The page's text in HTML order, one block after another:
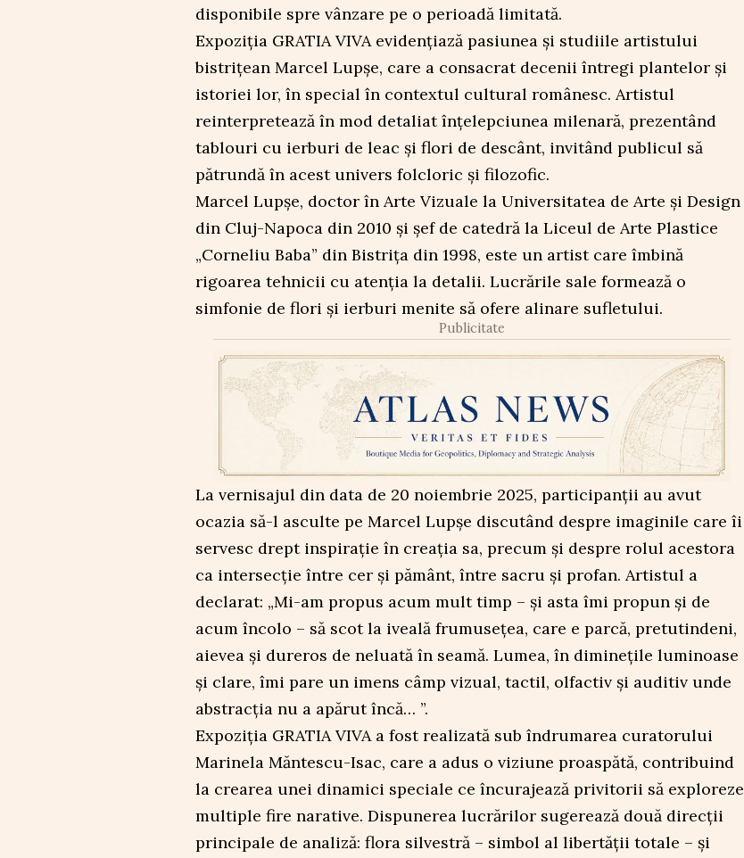
disponibile spre vânzare pe o perioadă limitată.
Expoziția GRATIA VIVA evidențiază pasiunea și studiile artistului
bistrițean Marcel Lupșe, care a consacrat decenii întregi plantelor și
istoriei lor, în special în contextul cultural românesc. Artistul
reinterpretează în mod detaliat înțelepciunea milenară, prezentând
tablouri cu ierburi de leac și flori de descânt, invitând publicul să
pătrundă în acest univers folcloric și filozofic.
Marcel Lupșe, doctor în Arte Vizuale la Universitatea de Arte și Design
din Cluj-Napoca din 2010 și șef de catedră la Liceul de Arte Plastice
„Corneliu Baba” din Bistrița din 1998, este un artist care îmbină
rigoarea tehnicii cu atenția la detalii. Lucrările sale formează o
simfonie de flori și ierburi menite să ofere alinare sufletului.
Publicitate
La vernisajul din data de 20 noiembrie 2025, participanții au avut
ocazia să-l asculte pe Marcel Lupșe discutând despre imaginile care îi
servesc drept inspirație în creația sa, precum și despre rolul acestora
ca intersecție între cer și pământ, între sacru și profan. Artistul a
declarat: „Mi-am propus acum mult timp – și asta îmi propun și de
acum încolo – să scot la iveală frumusețea, care e parcă, pretutindeni,
aievea și dureros de neluată în seamă. Lumea, în diminețile luminoase
și clare, îmi pare un imens câmp vizual, tactil, olfactiv și auditiv unde
abstracția nu a apărut încă… ”.
Expoziția GRATIA VIVA a fost realizată sub îndrumarea curatorului
Marinela Măntescu-Isac, care a adus o viziune proaspătă, contribuind
la crearea unei dinamici speciale ce încurajează privitorii să exploreze
multiple fire narative. Dispunerea lucrărilor sugerează două direcții
principale de analiză: flora silvestră – simbol al libertății totale – și